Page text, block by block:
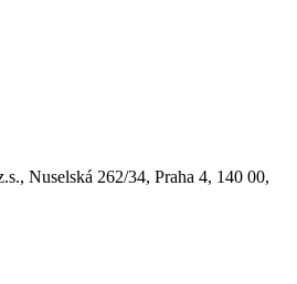
Nuselská 262/34, Praha 4, 140 00,